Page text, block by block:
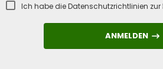
Ich habe dieDatenschutzrichtlinien
ANMELDEN
ANMELDEN